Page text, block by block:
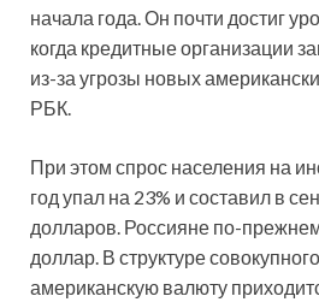
начала года. Он почти достиг
когда кредитные организации
из-за угрозы новых
РБК.
При этом спрос населения на
год упал на 23% и составил в
долларов. Россияне по-
доллар. В структуре
американскую валюту